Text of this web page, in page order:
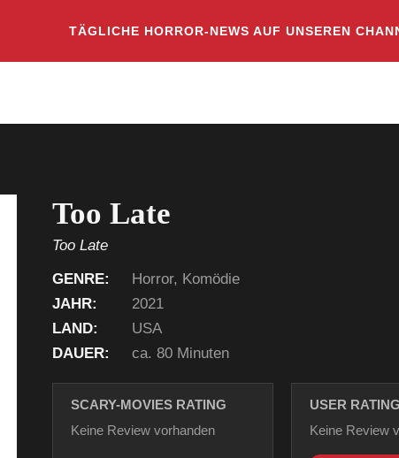
TÄGLICHE HORROR-NEWS AUF UNSEREN
Too Late
Too Late
GENRE:
Horror, Komödie
JAHR:
2021
LAND:
USA
DAUER:
ca. 80 Minuten
SCARY-MOVIES RATING
Keine Review vorhanden
USER
Keine Review